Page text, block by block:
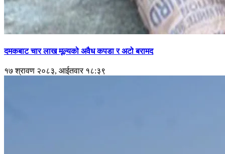
दमकबाट चार लाख मूल्यको अवैध कपडा र अटो बरामद
१७ श्रावण २०८३, आईतवार १८:३९